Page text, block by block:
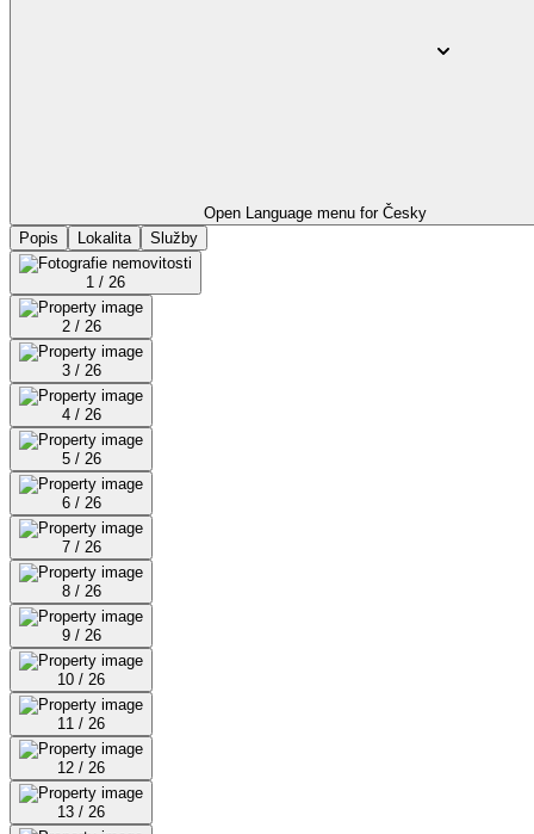
Open Language menu for Česky
Popis
Lokalita Služby
1 / 26
2 / 26
3 / 26
4 / 26
5 / 26
6 / 26
7 / 26
8 / 26
9 / 26
10 / 26
11 / 26
12 / 26
13 / 26